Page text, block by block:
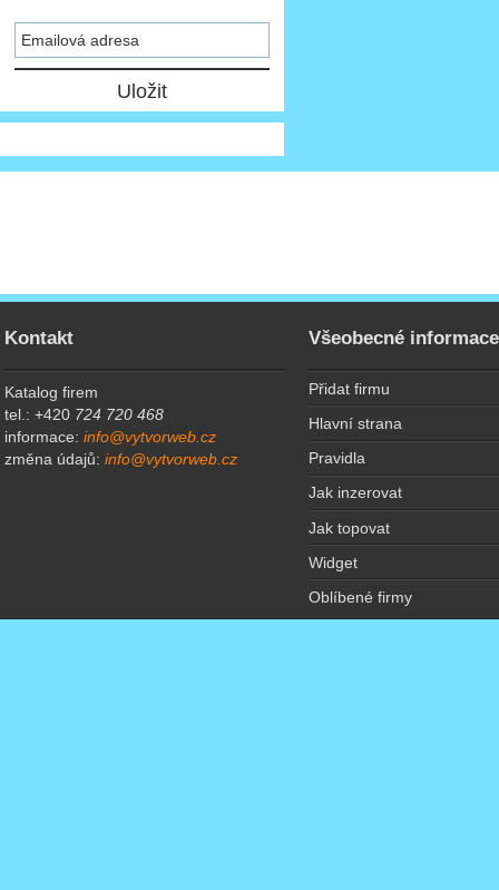
Kontakt
Katalog firem
tel.: +420 724 720 468
informace:info@vytvorweb.cz
změna údajů:info@vytvorweb.cz
Všeobecné informace
Přidat firmu
Hlavní strana
Pravidla
Jak inzerovat
Jak topovat
Widget
Oblíbené firmy